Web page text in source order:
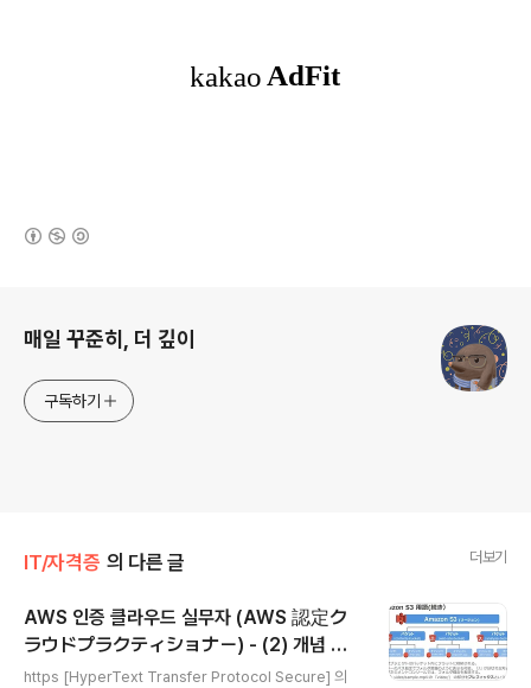
매일 꾸준히, 더 깊이
구독하기
IT/자격증 의 다른 글 더보기
AWS 인증 클라우드 실무자 (AWS 認定ク
ラウドプラクティショナー) - (2) 개념 정
리 ; AWS 단어장
https [HyperText Transfer Protocol Secure] 의